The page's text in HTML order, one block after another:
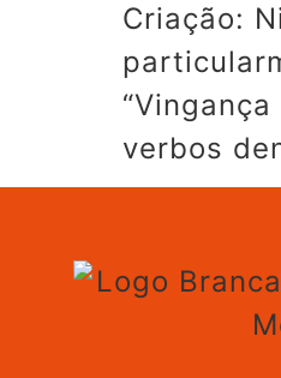
Criação:
verbos